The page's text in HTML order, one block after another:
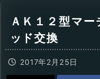
ＡＫ１２型マ
ッド交換
2017年2月25日